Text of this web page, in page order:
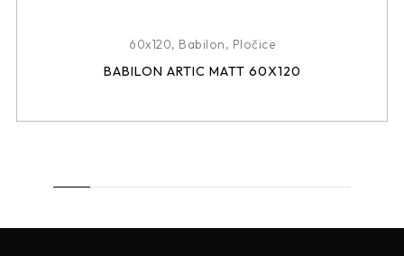
60x120, Babilon, Pločice
BABILON ARTIC MATT 60X120